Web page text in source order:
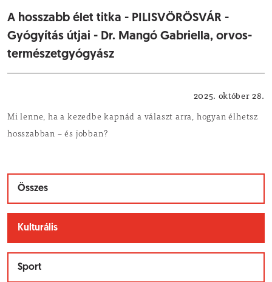
A hosszabb élet titka - PILISVÖRÖSVÁR -
Gyógyítás útjai - Dr. Mangó Gabriella, orvos-
természetgyógyász
2025. október 28.
Mi lenne, ha a kezedbe kapnád a választ arra, hogyan élhetsz
hosszabban – és jobban?
Összes
Kulturális
Sport